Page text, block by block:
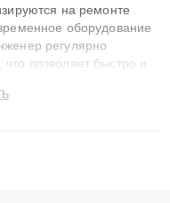
на ремонте
оборудование
регулярно
позволяет быстро и
мастера решают